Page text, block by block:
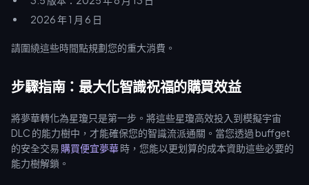
2026 年 1 月 6 日
請圍繞這些時間點規劃您的重大消費。
步驟指南：最大化智識祝福的購買效益
將夢華轉化為星瓊只是第一步。將這些星瓊高效投入到模擬宇宙
DLC 的能力樹中，才能確保您的智識流派通關。當您透過 buffget
的安全交易 購買便宜夢華時，您能以更划算的成本資助這些必要的
能力樹解鎖。